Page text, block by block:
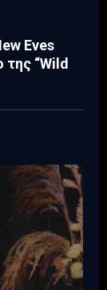
Eves
της “Wild